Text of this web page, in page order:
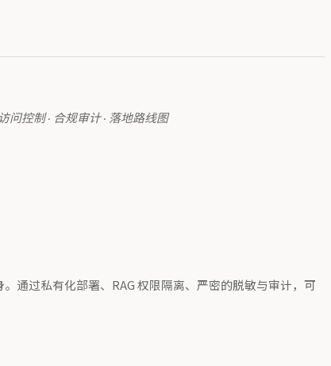
问控制 · 合规审计 · 落地路线图
。通过私有化部署、RAG 权限隔离、严密的脱敏与审计，可